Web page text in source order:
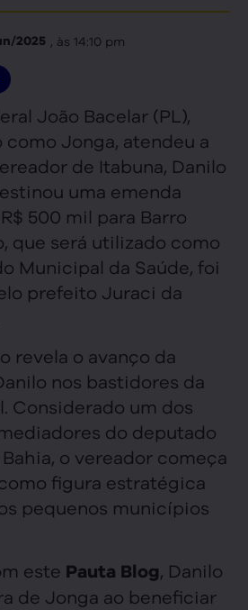
2025 , às 14:10 pm
João Bacelar (PL),
Jonga, atendeu a
de Itabuna, Danilo
uma emenda
500 mil para Barro
que será utilizado como
Municipal da Saúde, foi
prefeito Juraci da
revela o avanço da
nos bastidores da
Considerado um dos
do deputado
o vereador começa
figura estratégica
pequenos municípios
este Pauta Blog, Danilo
de Jonga ao beneficiar